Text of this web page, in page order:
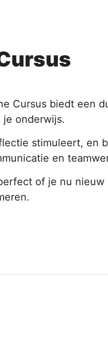
Cursus biedt een
onderwijs.
stimuleert, en
en
of je nu nieuw